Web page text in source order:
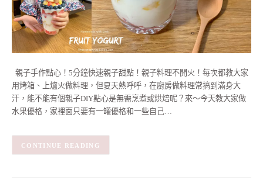
親子手作點心！5分鐘快速親子甜點！親子料理不開火！每次都教大家
用烤箱、上爐火做料理，但夏天熱呼呼，在廚房做料理常搞到滿身大
汗，能不能有個親子DIY點心是無需烹煮或烘焙呢？來～今天教大家做
水果優格，家裡面只要有一罐優格和一些自己…
CONTINUE READING